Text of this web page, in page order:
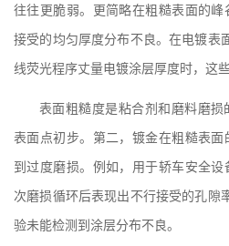
往往更脆弱。更简略在粗糙表面的峰
接受的均匀厚度分布不良。在电镀表
线荧光程序丈量电镀涂层厚度时，这
表面粗糙度是粘合剂和磨料磨
表面点初步。第二，镀金在粗糙表
到过度磨损。例如，用于轿车安全
次磨损循环后表现出不行接受的孔隙
验未能检测到涂层分布不良。